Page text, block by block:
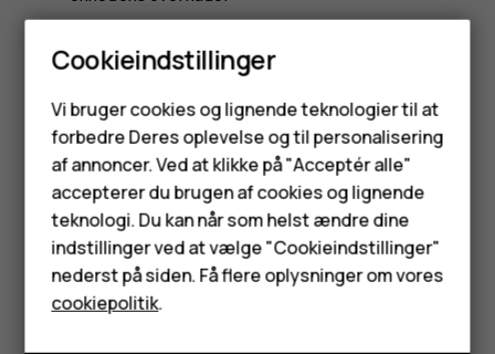
Smartphones
Feature-telefoner
Tilbehør
HMD Terra M
Tablets
enheden fungerer korrekt.
Hold enheden væk fra magneter og magnetiske
felter.
For at beskytte dine vigtige data bør du gemme dem
mindst to adskilte steder, f.eks. på enheden,
hukommelseskortet eller computeren, eller skrive
vigtige oplysninger ned.
Under længere drift kan enheden føles varm. I de fleste
tilfælde er dette normalt. Enheden kan undgå at blive for
Cookieindstillinger
Vi bruger cookies og lignende teknologier til at
forbedre Deres oplevelse og til personalisering
af annoncer. Ved at klikke på "Acceptér alle"
accepterer du brugen af cookies og lignende
teknologi. Du kan når som helst ændre dine
indstillinger ved at vælge "Cookieindstillinger"
nederst på siden. Få flere oplysninger om vores
cookiepolitik.